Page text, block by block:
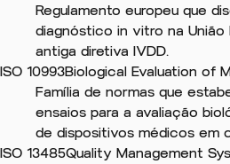
Regulamento europeu que
diagnóstico in vitro na União
antiga diretiva IVDD.
ISO 10993Biological Evaluation of
Família de normas que
ensaios para a avaliação
de dispositivos médicos em
ISO 13485Quality Management